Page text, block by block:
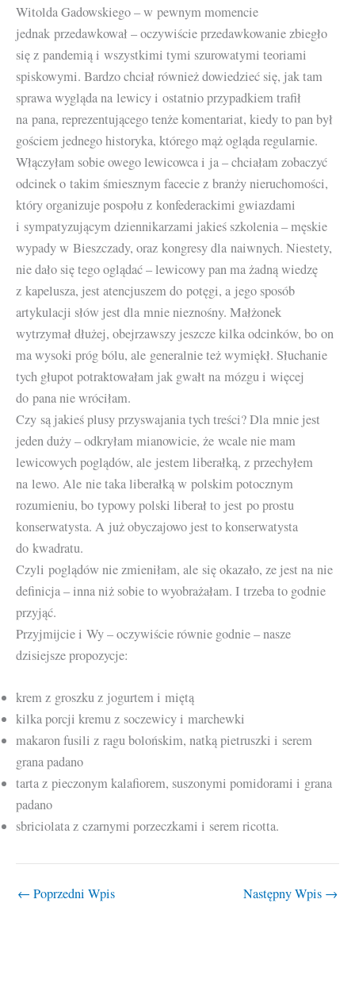
Witolda Gadowskiego – w pewnym momencie
jednak przedawkował – oczywiście przedawkowanie zbiegło
się z pandemią i wszystkimi tymi szurowatymi teoriami
spiskowymi. Bardzo chciał również dowiedzieć się, jak tam
sprawa wygląda na lewicy i ostatnio przypadkiem trafił
na pana, reprezentującego tenże komentariat, kiedy to pan był
gościem jednego historyka, którego mąż ogląda regularnie.
Włączyłam sobie owego lewicowca i ja – chciałam zobaczyć
odcinek o takim śmiesznym facecie z branży nieruchomości,
który organizuje pospołu z konfederackimi gwiazdami
i sympatyzującym dziennikarzami jakieś szkolenia – męskie
wypady w Bieszczady, oraz kongresy dla naiwnych. Niestety,
nie dało się tego oglądać – lewicowy pan ma żadną wiedzę
z kapelusza, jest atencjuszem do potęgi, a jego sposób
artykulacji słów jest dla mnie nieznośny. Małżonek
wytrzymał dłużej, obejrzawszy jeszcze kilka odcinków, bo on
ma wysoki próg bólu, ale generalnie też wymiękł. Słuchanie
tych głupot potraktowałam jak gwałt na mózgu i więcej
do pana nie wróciłam.
Czy są jakieś plusy przyswajania tych treści? Dla mnie jest
jeden duży – odkryłam mianowicie, że wcale nie mam
lewicowych poglądów, ale jestem liberałką, z przechyłem
na lewo. Ale nie taka liberałką w polskim potocznym
rozumieniu, bo typowy polski liberał to jest po prostu
konserwatysta. A już obyczajowo jest to konserwatysta
do kwadratu.
Czyli poglądów nie zmieniłam, ale się okazało, ze jest na nie
definicja – inna niż sobie to wyobrażałam. I trzeba to godnie
przyjąć.
Przyjmijcie i Wy – oczywiście równie godnie – nasze
dzisiejsze propozycje:
krem z groszku z jogurtem i miętą
kilka porcji kremu z soczewicy i marchewki
makaron fusili z ragu bolońskim, natką pietruszki i serem
grana padano
tarta z pieczonym kalafiorem, suszonymi pomidorami i grana
padano
sbriciolata z czarnymi porzeczkami i serem ricotta.
← Poprzedni Wpis Następny Wpis →